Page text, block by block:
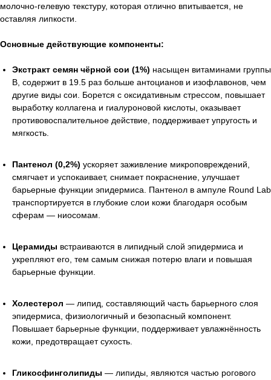
молочно-гелевую текстуру, которая отлично впитывается, не
оставляя липкости.
Основные действующие компоненты:
Экстракт семян чёрной сои (1%) насыщен витаминами группы
B, содержит в 19.5 раз больше антоцианов и изофлавонов, чем
другие виды сои. Борется с оксидативным стрессом, повышает
выработку коллагена и гиалуроновой кислоты, оказывает
противовоспалительное действие, поддерживает упругость и
мягкость.
Пантенол (0,2%) ускоряет заживление микроповреждений,
смягчает и успокаивает, снимает покраснение, улучшает
барьерные функции эпидермиса. Пантенол в ампуле Round Lab
транспортируется в глубокие слои кожи благодаря особым
сферам — ниосомам.
Церамиды встраиваются в липидный слой эпидермиса и
укрепляют его, тем самым снижая потерю влаги и повышая
барьерные функции.
Холестерол — липид, составляющий часть барьерного слоя
эпидермиса, физиологичный и безопасный компонент.
Повышает барьерные функции, поддерживает увлажнённость
кожи, предотвращает сухость.
Гликосфинголипиды — липиды, являются частью рогового